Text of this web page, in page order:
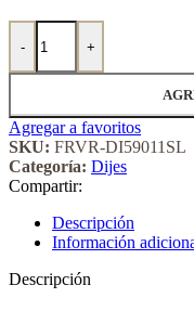
-
Dije de Acero Quirúrgico
+
Agregar a favoritos
SKU: FRVR-DI59011SL
Categoría: Dijes
Compartir:
Descripción
Información
Descripción